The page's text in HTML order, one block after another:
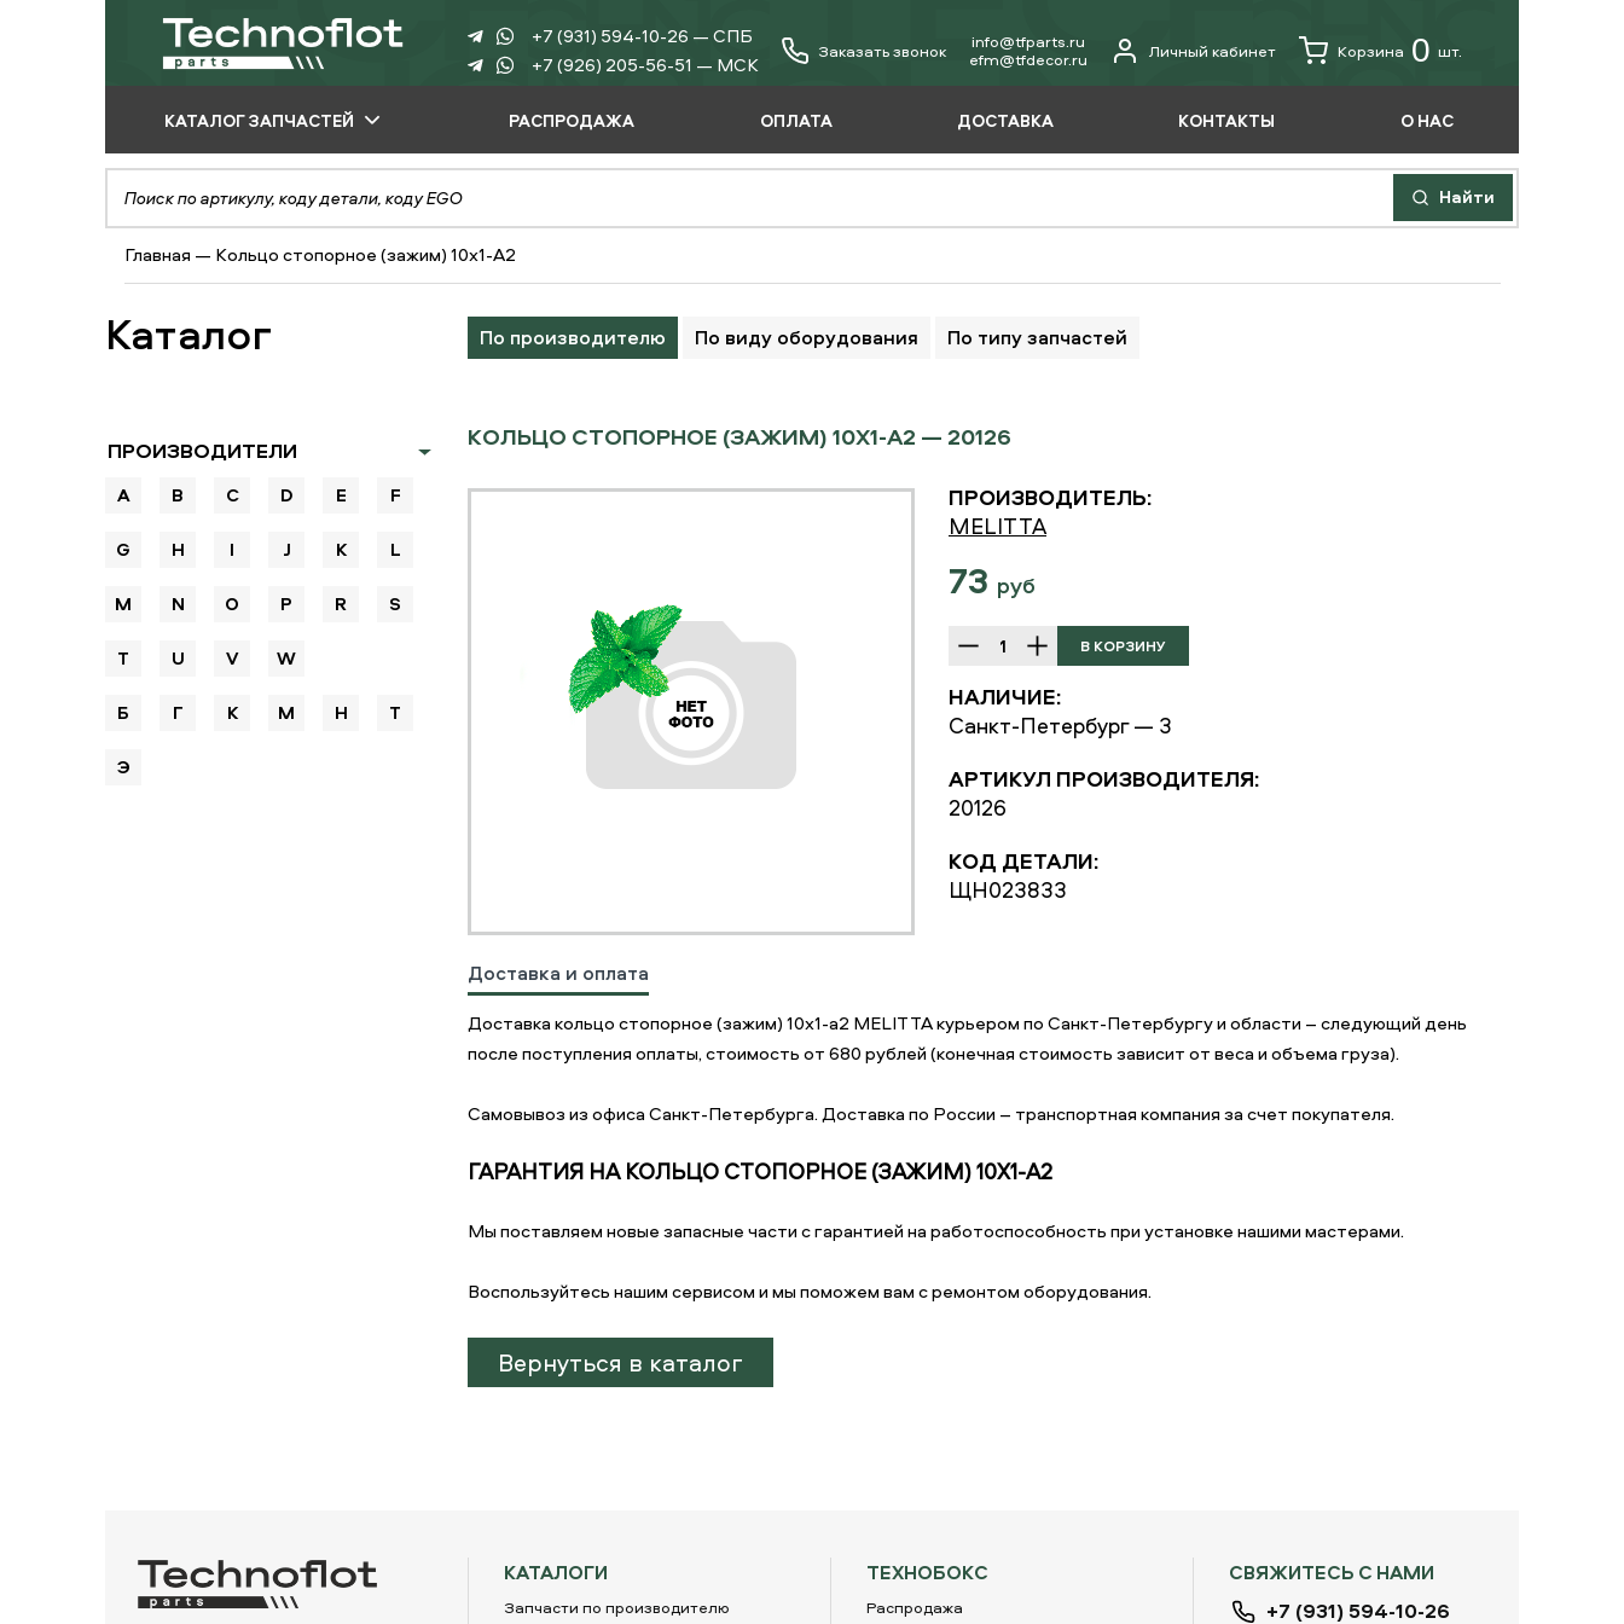
+7 (931) 594-10-26 — СПБ
+7 (926) 205-56-51 — МСК
Заказать звонок
info@tfparts.ru
еfm@tfdecor.ru
Личный кабинет Корзина 0 шт.
КАТАЛОГ ЗАПЧАСТЕЙ
ПО ПРОИЗВОДИТЕЛЮ
ПО ВИДУ
ОБОРУДОВАНИЯ
ПО ТИПУ ЗАПЧАСТЕЙ
РАСПРОДАЖА ОПЛАТА ДОСТАВКА КОНТАКТЫ О НАС
Найти
Главная — Кольцо стопорное (зажим) 10х1-А2
Каталог По производителю По виду оборудования По типу запчастей
ПРОИЗВОДИТЕЛИ
A B C D E F
G H I J K L
M N O P R S
T U V W
Б Г К М Н Т
Э
КОЛЬЦО СТОПОРНОЕ (ЗАЖИМ) 10Х1-А2 — 20126
ПРОИЗВОДИТЕЛЬ:
MELITTA
73 руб
НАЛИЧИЕ:
Санкт-Петербург — 3
АРТИКУЛ ПРОИЗВОДИТЕЛЯ:
20126
КОД ДЕТАЛИ:
ЩН023833
Доставка и оплата
Доставка кольцо стопорное (зажим) 10х1-а2 MELITTA курьером по Санкт-Петербургу и области – следующий день
после поступления оплаты, стоимость от 680 рублей (конечная стоимость зависит от веса и объема груза).
Самовывоз из офиса Санкт-Петербурга. Доставка по России – транспортная компания за счет покупателя.
ГАРАНТИЯ НА КОЛЬЦО СТОПОРНОЕ (ЗАЖИМ) 10Х1-А2
Мы поставляем новые запасные части с гарантией на работоспособность при установке нашими мастерами.
Воспользуйтесь нашим сервисом и мы поможем вам с ремонтом оборудования.
Вернуться в каталог
СВЯЖИТЕСЬ С НАМИ
+7 (931) 594-10-26
ТЕХНОБОКС
Распродажа
КАТАЛОГИ
Запчасти по производителю